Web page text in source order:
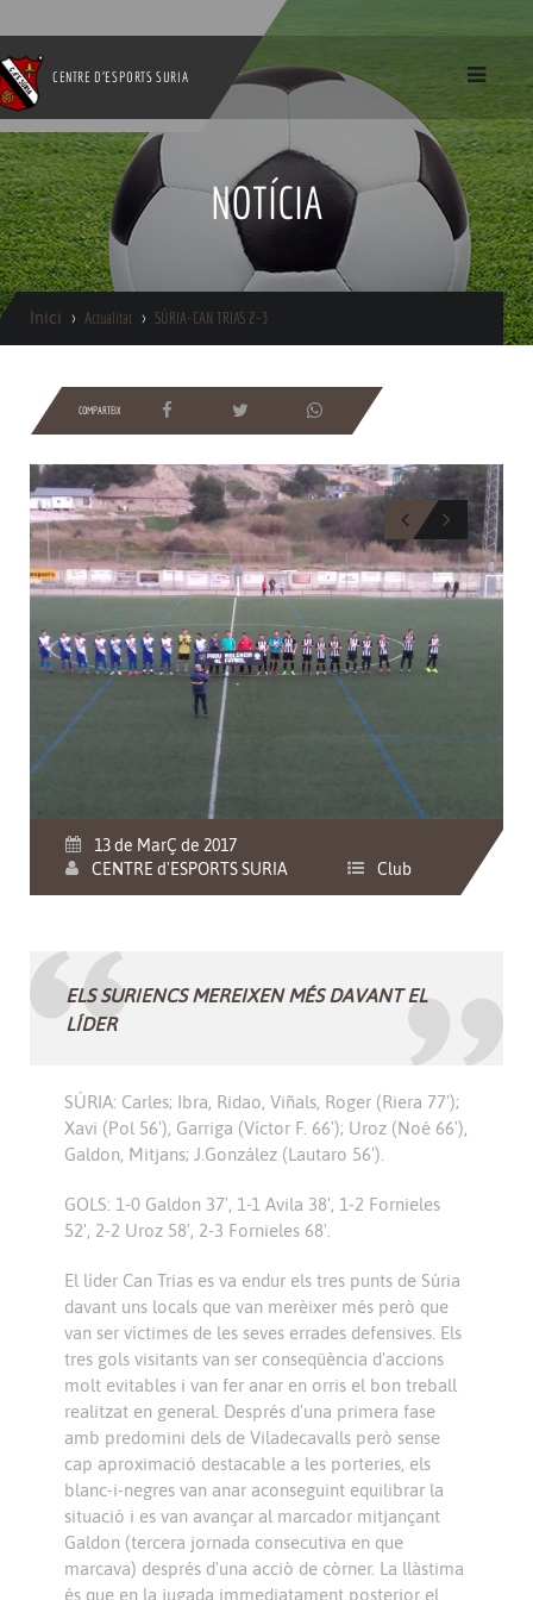
CENTRE D'ESPORTS SURIA
NOTÍCIA
Inici Actualitat SÚRIA-CAN TRIAS 2-3
COMPARTEIX
13 de MarÇ de 2017
CENTRE d'ESPORTS SURIA
Club
ELS SURIENCS MEREIXEN MÉS DAVANT EL
LÍDER
SÚRIA: Carles; Ibra, Ridao, Viñals, Roger (Riera 77');
Xavi (Pol 56'), Garriga (Víctor F. 66'); Uroz (Noé 66'),
Galdon, Mitjans; J.González (Lautaro 56').
GOLS: 1-0 Galdon 37', 1-1 Avila 38', 1-2 Fornieles
52', 2-2 Uroz 58', 2-3 Fornieles 68'.
El líder Can Trias es va endur els tres punts de Súria
davant uns locals que van merèixer més però que
van ser víctimes de les seves errades defensives. Els
tres gols visitants van ser conseqüència d'accions
molt evitables i van fer anar en orris el bon treball
realitzat en general. Després d'una primera fase
amb predomini dels de Viladecavalls però sense
cap aproximació destacable a les porteries, els
blanc-i-negres van anar aconseguint equilibrar la
situació i es van avançar al marcador mitjançant
Galdon (tercera jornada consecutiva en que
marcava) després d'una acciò de còrner. La llàstima
és que en la jugada immediatament posterior el